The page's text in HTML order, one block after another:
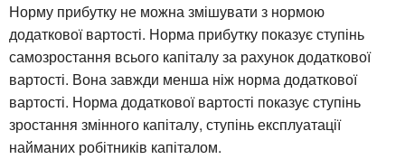
Норму прибутку не можна змішувати з нормою
додаткової вартості. Норма прибутку показує ступінь
самозростання всього капіталу за рахунок додаткової
вартості. Вона завжди менша ніж норма додаткової
вартості. Норма додаткової вартості показує ступінь
зростання змінного капіталу, ступінь експлуатації
найманих робітників капіталом.